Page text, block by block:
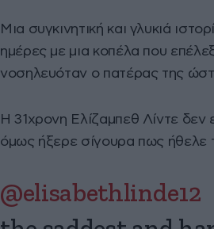
Μια συγκινητική και γλυκιά
ημέρες με μια κοπέλα που
νοσηλευόταν ο πατέρας της
Η 31χρονη Ελίζαμπεθ Λίντε δεν
όμως ήξερε σίγουρα πως ήθελε
@elisabethlinde12